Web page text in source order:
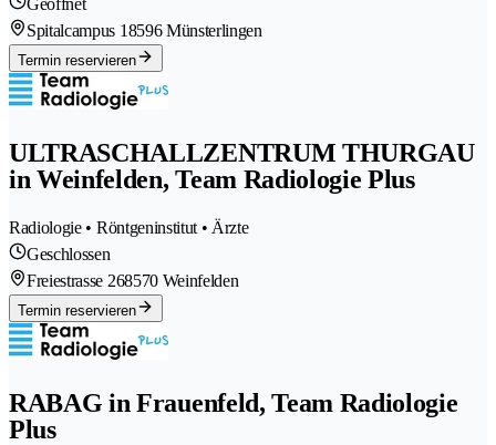
Geöffnet
Spitalcampus 18596 Münsterlingen
Termin reservieren
ULTRASCHALLZENTRUM THURGAU
in Weinfelden, Team Radiologie Plus
Radiologie • Röntgeninstitut • Ärzte
Geschlossen
Freiestrasse 268570 Weinfelden
Termin reservieren
RABAG in Frauenfeld, Team Radiologie
Plus